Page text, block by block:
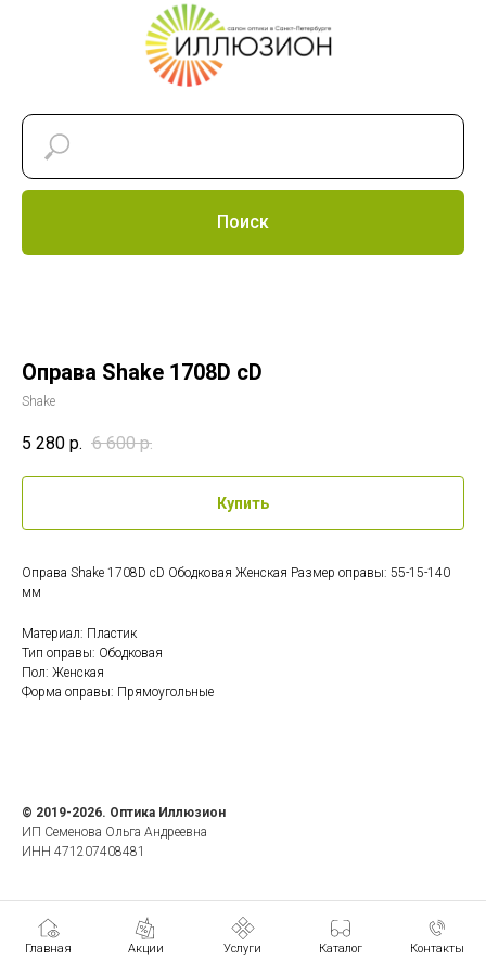
Поиск
Главная Акции Услуги Каталог Контакты
Оправа Shake 1708D cD
Shake
5 280 р. 6 600 р.
Купить
Оправа Shake 1708D cD Ободковая Женская Размер оправы: 55-15-140
мм
Материал: Пластик
Тип оправы: Ободковая
Пол: Женская
Форма оправы: Прямоугольные
© 2019-2026. Оптика Иллюзион
ИП Семенова Ольга Андреевна
ИНН 471207408481